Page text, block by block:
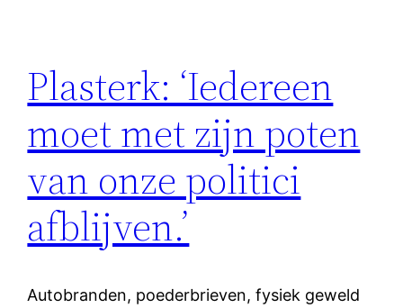
Plasterk: ‘Iedereen
moet met zijn poten
van onze politici
afblijven.’
Autobranden, poederbrieven, fysiek geweld